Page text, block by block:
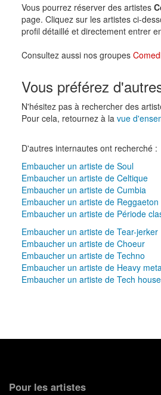
Vous pourrez réserver des artistes
page. Cliquez sur les artistes ci-
profil détaillé et directement entrer
Consultez aussi nos groupes
Vous préférez
N'hésitez pas à rechercher des
Pour cela, retournez à la vue
D'autres internautes ont recherché :
Embaucher un artiste de Soul
Embaucher un artiste de Celtique
Embaucher un artiste de Cumbia
Embaucher un artiste de Reggaeton
Embaucher un artiste de Période
Embaucher un artiste de Tear-jerker
Embaucher un artiste de Choeur
Embaucher un artiste de Techno
Embaucher un artiste de Heavy
Embaucher un artiste de Tech house
Pour les artistes